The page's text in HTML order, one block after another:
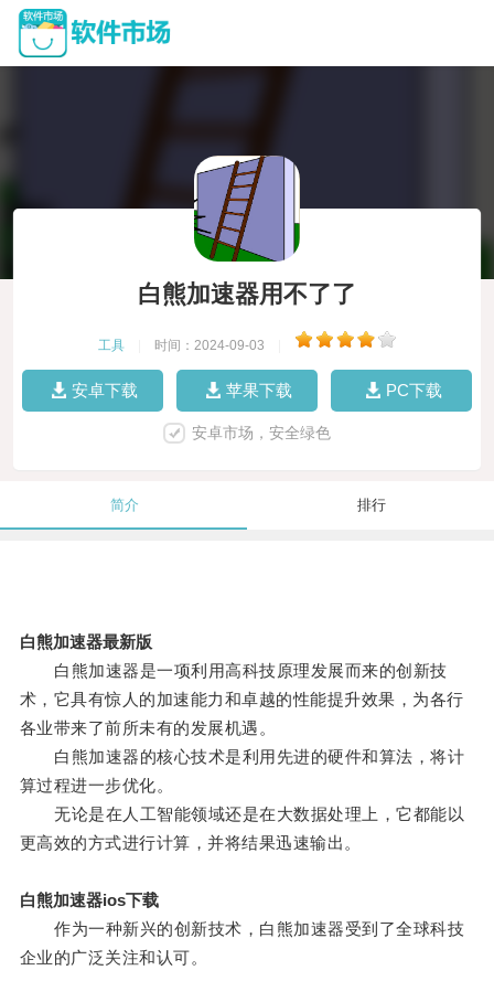
白熊加速器用不了了
工具 时间：2024-09-03
安卓下载 苹果下载 PC下载
安卓市场，安全绿色
简介 排行
白熊加速器最新版
白熊加速器是一项利用高科技原理发展而来的创新技
术，它具有惊人的加速能力和卓越的性能提升效果，为各行
各业带来了前所未有的发展机遇。
白熊加速器的核心技术是利用先进的硬件和算法，将计
算过程进一步优化。
无论是在人工智能领域还是在大数据处理上，它都能以
更高效的方式进行计算，并将结果迅速输出。
白熊加速器ios下载
作为一种新兴的创新技术，白熊加速器受到了全球科技
企业的广泛关注和认可。